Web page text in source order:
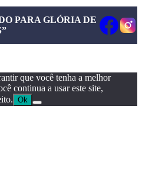
PARA GLÓRIA DE
que você tenha a melhor
continua a usar este site,
Ok